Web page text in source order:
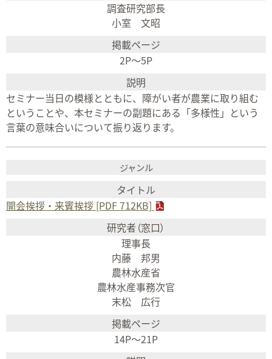
調査研究部長
小室 文昭
2P〜5P
セミナー当日の模様とともに、障がい者が農業に取り組む
ということや、本セミナーの副題にある「多様性」という
言葉の意味合いについて振り返ります。
開会挨拶・来賓挨拶 [PDF 712KB]
理事長
内藤 邦男
農林水産省
農林水産事務次官
末松 広行
14P〜21P